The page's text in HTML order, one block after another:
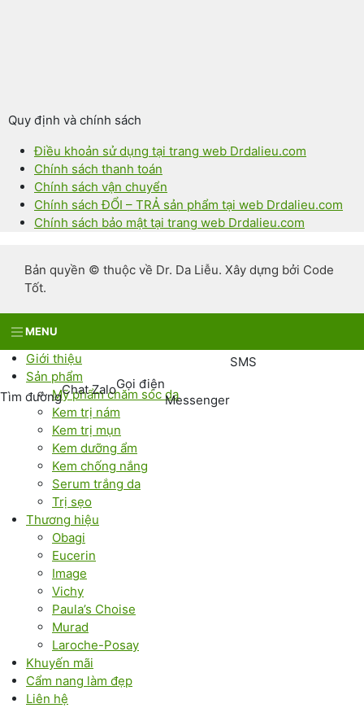
Quy định và chính sách
Điều khoản sử dụng tại trang web Drdalieu.com
Chính sách thanh toán
Chính sách vận chuyển
Chính sách ĐỔI – TRẢ sản phẩm tại web Drdalieu.com
Chính sách bảo mật tại trang web Drdalieu.com
Bản quyền © thuộc về Dr. Da Liễu. Xây dựng bởi Code
Tốt.
Tìm đườngChat ZaloGọi điện
Messenger
SMS
MENU
Giới thiệu
Sản phẩm
Mỹ phẩm chăm sóc da
Kem trị nám
Kem trị mụn
Kem dưỡng ẩm
Kem chống nắng
Serum trắng da
Trị sẹo
Thương hiệu
Obagi
Eucerin
Image
Vichy
Paula’s Choise
Murad
Laroche-Posay
Khuyến mãi
Cẩm nang làm đẹp
Liên hệ